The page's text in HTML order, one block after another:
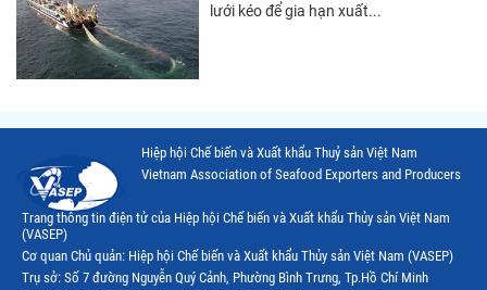
Thị trường Việt Nam
lưới kéo để gia hạn xuất...
Hiệp hội Chế biến và Xuất khẩu Thuỷ sản Việt Nam
Vietnam Association of Seafood Exporters and Producers
Trang thông tin điện tử của Hiệp hội Chế biến và Xuất khẩu Thủy sản Việt Nam
(VASEP)
Cơ quan Chủ quản: Hiệp hội Chế biến và Xuất khẩu Thủy sản Việt Nam (VASEP)
Trụ sở: Số 7 đường Nguyễn Quý Cảnh, Phường Bình Trưng, Tp.Hồ Chí Minh